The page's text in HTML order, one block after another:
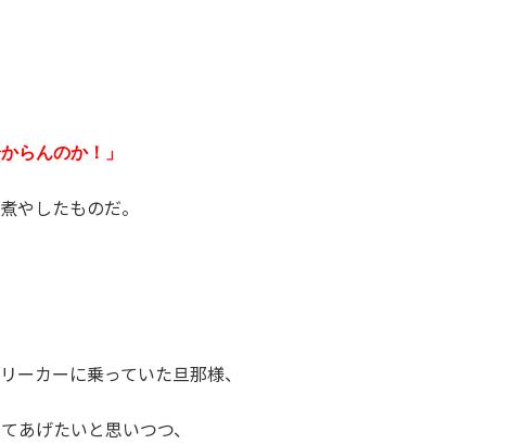
らんのか！」
やしたものだ。
ーカーに乗っていた旦那様、
あげたいと思いつつ、